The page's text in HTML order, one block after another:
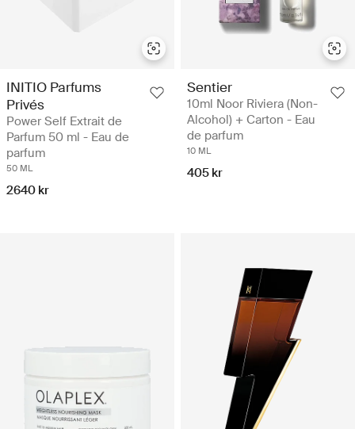
INITIO Parfums
Privés
Power Self Extrait de
Parfum 50 ml - Eau de
parfum
50 ML
2640 kr
Sentier
10ml Noor Riviera (Non-
Alcohol) + Carton - Eau
de parfum
10 ML
405 kr